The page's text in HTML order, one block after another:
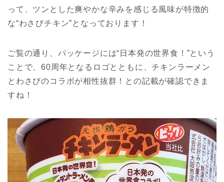
って、ツンとした爽やかな辛みを感じる風味が特徴的
な“わさびチキン”となっております！
ご覧の通り、パッケージには“日本発の世界食！”という
ことで、60周年となるロゴとともに、チキンラーメン
とわさびのコラボが相性抜群！との記載が確認できま
すね！